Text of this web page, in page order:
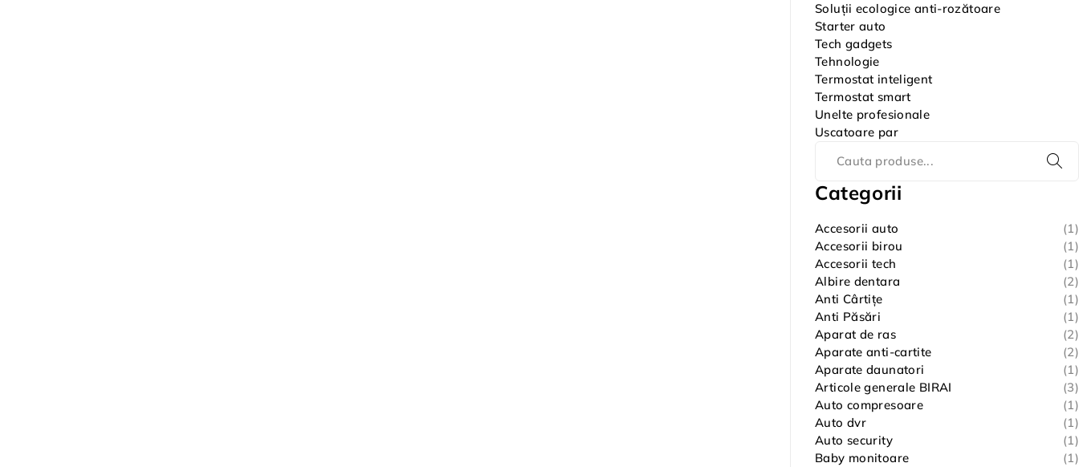
Soluții ecologice anti-rozătoare
Starter auto
Tech gadgets
Tehnologie
Termostat inteligent
Termostat smart
Unelte profesionale
Uscatoare par
Categorii
Accesorii auto
(1)
Accesorii birou
(1)
Accesorii tech
(1)
Albire dentara
(2)
Anti Cârtițe
(1)
Anti Păsări
(1)
Aparat de ras
(2)
Aparate anti-cartite
(2)
Aparate daunatori
(1)
Articole generale BIRAI
(3)
Auto compresoare
(1)
Auto dvr
(1)
Auto security
(1)
Baby monitoare
(1)